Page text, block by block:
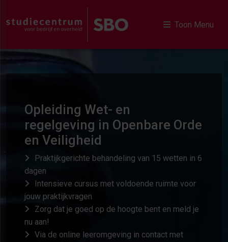
Toon Menu
Opleiding Wet- en
regelgeving in Openbare Orde
en Veiligheid
Praktijkgerichte behandeling van 15 wetten in 6
dagen
Intensieve cursus met voldoende ruimte voor
jouw praktijkvragen
Zorg dat je goed op de hoogte bent en meld je
nu aan!
Via de online leeromgeving in contact met